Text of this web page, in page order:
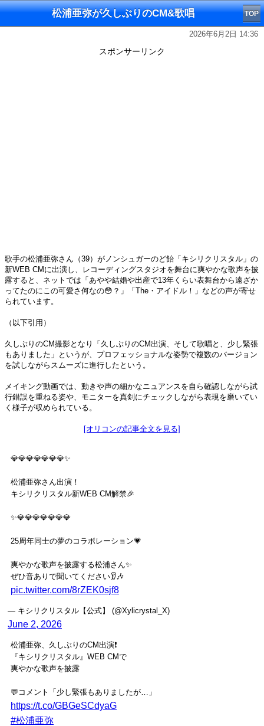
松浦亜弥が久しぶりのCM&歌唱 TOP
2026年6月2日 14:36
スポンサーリンク
歌手の松浦亜弥さん（39）がノンシュガーのど飴「キシリクリスタル」の
新WEB CMに出演し、レコーディングスタジオを舞台に爽やかな歌声を披
露すると、ネットでは「あやや結婚や出産で13年くらい表舞台から遠ざか
ってたのにこの可愛さ何なの😳？」「The・アイドル！」などの声が寄せ
られています。
（以下引用）
久しぶりのCM撮影となり「久しぶりのCM出演、そして歌唱と、少し緊張
もありました」というが、プロフェッショナルな姿勢で複数のバージョン
を試しながらスムーズに進行したという。
メイキング動画では、動きや声の細かなニュアンスを自ら確認しながら試
行錯誤を重ねる姿や、モニターを真剣にチェックしながら表現を磨いてい
く様子が収められている。
[オリコンの記事全文を見る]
💎💎💎💎💎💎💎✨
松浦亜弥さん出演！
キシリクリスタル新WEB CM解禁🎉
✨💎💎💎💎💎💎💎
25周年同士の夢のコラボレーション💗
爽やかな歌声を披露する松浦さん✨
ぜひ音ありで聞いてください👂🎶
pic.twitter.com/8rZEK0sjf8
— キシリクリスタル【公式】 (@Xylicrystal_X)
June 2, 2026
松浦亜弥、久しぶりのCM出演❗️
『キシリクリスタル』WEB CMで
爽やかな歌声を披露
💬コメント「少し緊張もありましたが…」
https://t.co/GBGeSCdyaG
#松浦亜弥